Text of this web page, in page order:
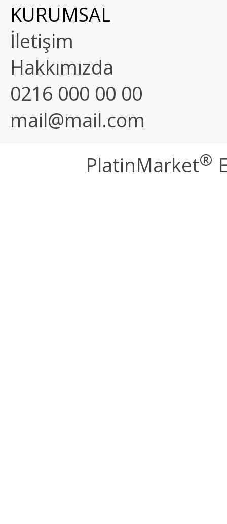
KURUMSAL
İletişim
Hakkımızda
0216 000 00 00
mail@mail.com
PlatinMarket®